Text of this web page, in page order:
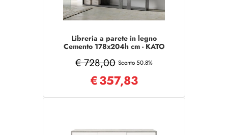
Libreria a parete in legno
Cemento 178x204h cm - KATO
€ 728,00 Sconto 50.8%
€357,83